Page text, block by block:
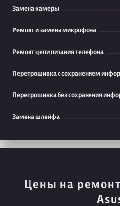
Замена камеры
Ремонт и замена микрофона
Ремонт цепи питания телефона
Перепрошивка с сохранением
Перепрошивка без сохранения
Замена шлейфа
Цены на